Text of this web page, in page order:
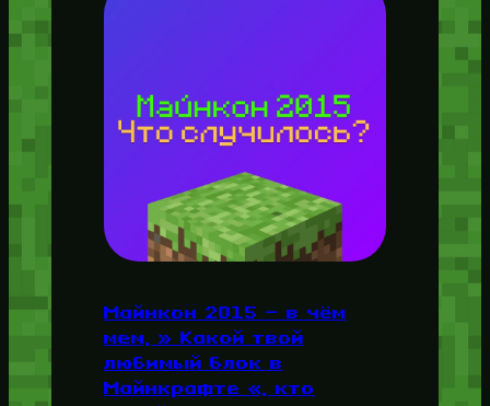
Майнкон 2015 — в чём
мем, » Какой твой
любимый блок в
Майнкрафте «, кто